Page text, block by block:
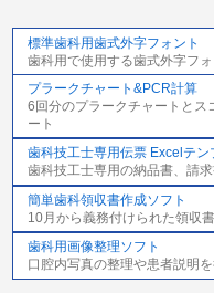
標準歯科用歯式外字フォント
歯科用で使用する歯式外字フ
プラークチャート&PCR計算
6回分のプラークチャートとス
ート
歯科技工士専用伝票 Excelテ
歯科技工士専用の納品書、請
簡単歯科領収書作成ソフト
10月から義務付けられた領収
歯科用画像整理ソフト
口腔内写真の整理や患者説明